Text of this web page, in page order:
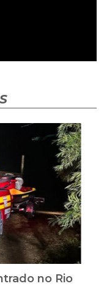
no Rio